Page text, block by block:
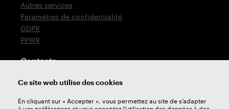
Autres services
Paramètres de confidentialité
GDPR
PPWR
Contacts
T: +420 576 777 510
Ce site web utilise des cookies
En cliquant sur « Accepter », vous permettez au site de s’adapter